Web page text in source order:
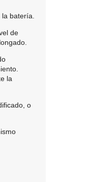
batería.
de
la
o